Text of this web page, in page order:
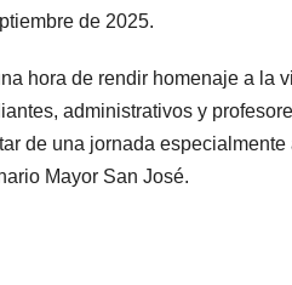
de 2025.
hora de rendir homenaje a la
administrativos y
de una jornada
Mayor San José.